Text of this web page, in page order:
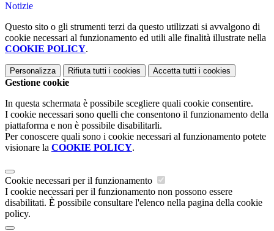
Notizie
Questo sito o gli strumenti terzi da questo utilizzati si avvalgono di
cookie necessari al funzionamento ed utili alle finalità illustrate nella
COOKIE POLICY.
Personalizza Rifiuta tutti i cookies Accetta tutti i cookies
Gestione cookie
In questa schermata è possibile scegliere quali cookie consentire.
I cookie necessari sono quelli che consentono il funzionamento della
piattaforma e non è possibile disabilitarli.
Per conoscere quali sono i cookie necessari al funzionamento potete
visionare la COOKIE POLICY.
Cookie necessari per il funzionamento
I cookie necessari per il funzionamento non possono essere
disabilitati. È possibile consultare l'elenco nella pagina della cookie
policy.